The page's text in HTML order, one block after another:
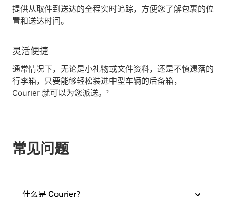
提供从取件到送达的全程实时追踪，方便您了解包裹的位
置和送达时间。
灵活便捷
通常情况下，无论是小礼物或文件资料，还是不慎遗落的
行李箱，只要能够轻松装进中型车辆的后备箱，
Courier 就可以为您派送。²
常见问题
什么是 Courier？